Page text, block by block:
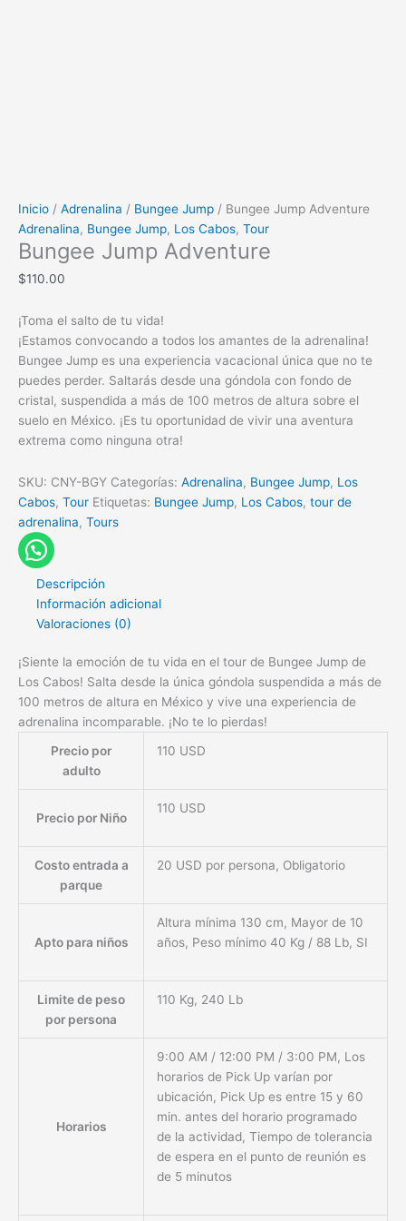
Inicio / Adrenalina / Bungee Jump / Bungee Jump Adventure
Adrenalina, Bungee Jump, Los Cabos, Tour
Bungee Jump Adventure
$110.00
¡Toma el salto de tu vida!
¡Estamos convocando a todos los amantes de la adrenalina!
Bungee Jump es una experiencia vacacional única que no te
puedes perder. Saltarás desde una góndola con fondo de
cristal, suspendida a más de 100 metros de altura sobre el
suelo en México. ¡Es tu oportunidad de vivir una aventura
extrema como ninguna otra!
SKU: CNY-BGY Categorías: Adrenalina, Bungee Jump, Los
Cabos, Tour Etiquetas: Bungee Jump, Los Cabos, tour de
adrenalina, Tours
Descripción
Información adicional
Valoraciones (0)
¡Siente la emoción de tu vida en el tour de Bungee Jump de
Los Cabos! Salta desde la única góndola suspendida a más de
100 metros de altura en México y vive una experiencia de
adrenalina incomparable. ¡No te lo pierdas!
Precio por
adulto
110 USD
Precio por Niño
110 USD
Costo entrada a
parque
20 USD por persona, Obligatorio
Apto para niños
Altura mínima 130 cm, Mayor de 10
años, Peso mínimo 40 Kg / 88 Lb, SI
Limite de peso
por persona
110 Kg, 240 Lb
Horarios
9:00 AM / 12:00 PM / 3:00 PM, Los
horarios de Pick Up varían por
ubicación, Pick Up es entre 15 y 60
min. antes del horario programado
de la actividad, Tiempo de tolerancia
de espera en el punto de reunión es
de 5 minutos